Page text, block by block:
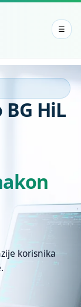
Otvori
meni
☰
HiL
korisnika